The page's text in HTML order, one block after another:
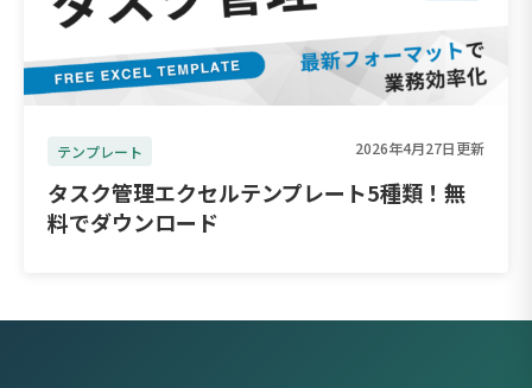
テンプレート 2026年4月27日更新
タスク管理エクセルテンプレート5種類！無
料でダウンロード